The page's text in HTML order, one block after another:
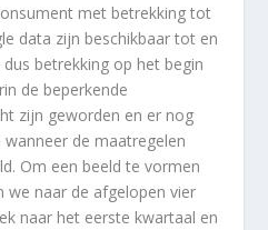
met betrekking tot
data zijn beschikbaar tot en
betrekking op het begin
de beperkende
zijn geworden en er nog
de maatregelen
Om een beeld te vormen
we naar de afgelopen vier
naar het eerste kwartaal en